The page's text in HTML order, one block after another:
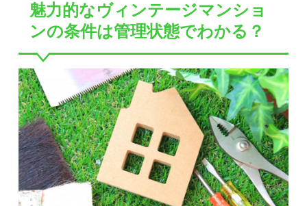
魅力的なヴィンテージマンショ
ンの条件は管理状態でわかる？